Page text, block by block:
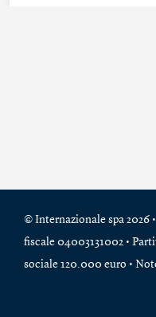
© Internazionale spa 2026
fiscale 04003131002 •
sociale 120.000 euro •